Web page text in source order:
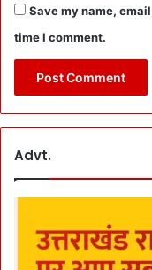
Save my name,
time I comment.
Advt.